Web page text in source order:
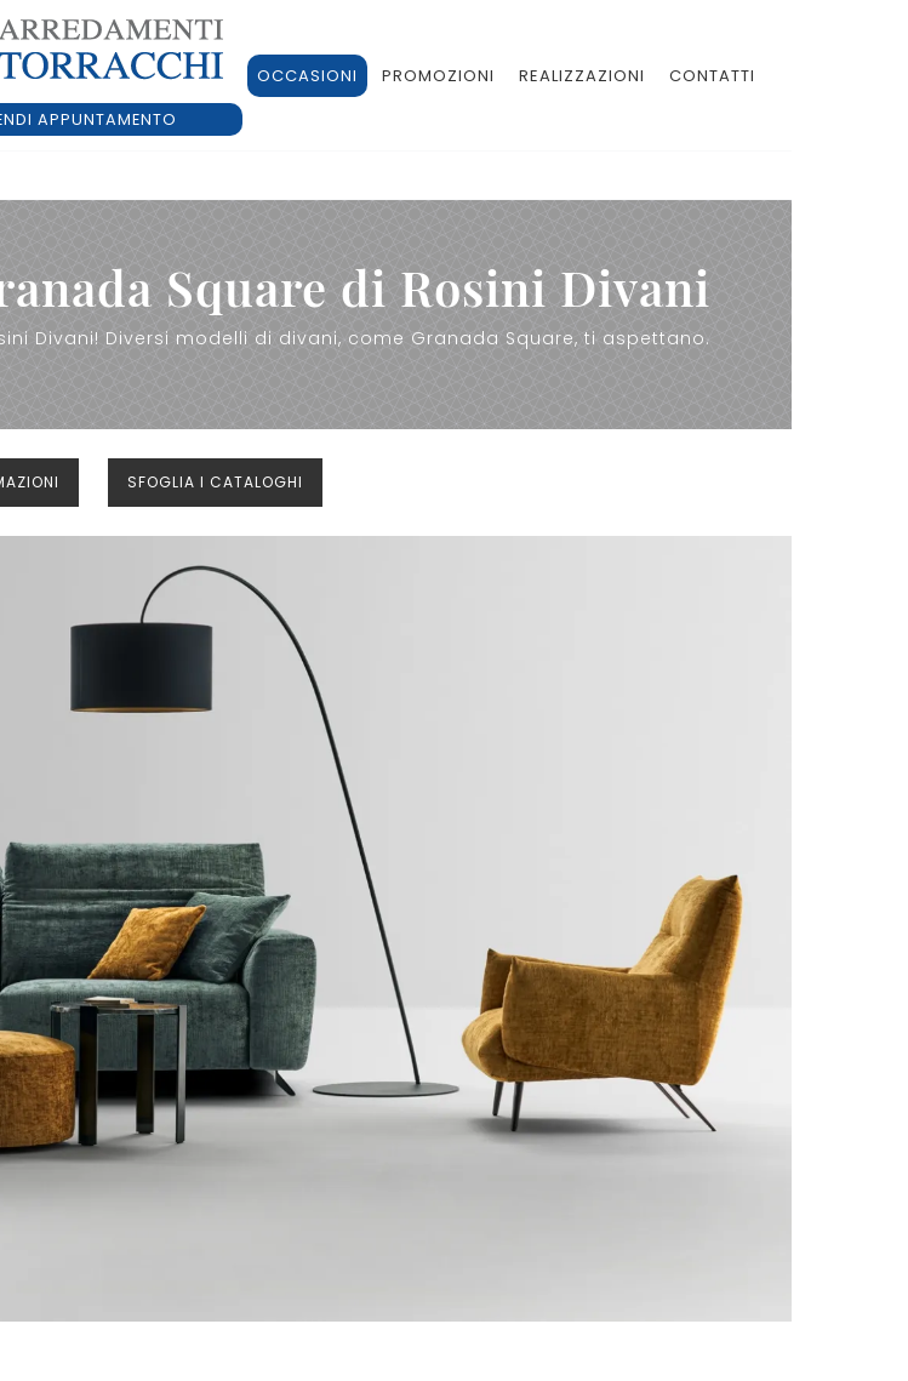
APPUNTAMENTO
OCCASIONI PROMOZIONI REALIZZAZIONI CONTATTI
Square di Rosini Divani
Divani! Diversi modelli di divani, come Granada Square, ti aspettano.
SFOGLIA I CATALOGHI